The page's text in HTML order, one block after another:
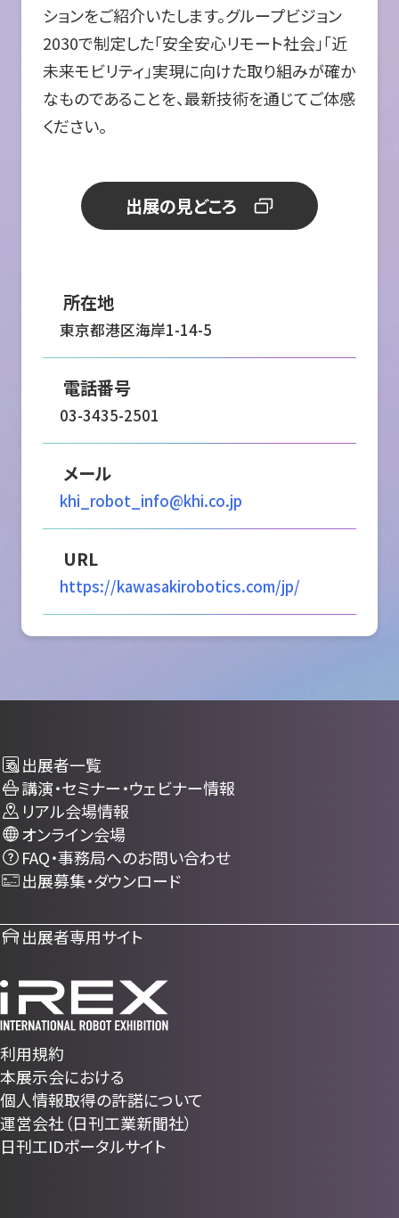
ションをご紹介いたします。グループビジョン
2030で制定した「安全安心リモート社会」「近
未来モビリティ」実現に向けた取り組みが確か
なものであることを、最新技術を通じてご体感
ください。
出展の見どころ
所在地
東京都港区海岸1-14-5
電話番号
03-3435-2501
メール
khi_robot_info@khi.co.jp
URL
https://kawasakirobotics.com/jp/
出展者一覧
講演・セミナー・ウェビナー情報
リアル会場情報
オンライン会場
FAQ・事務局へのお問い合わせ
出展募集・ダウンロード
出展者専用サイト
利用規約
本展示会における
個人情報取得の許諾について
運営会社（日刊工業新聞社）
日刊工IDポータルサイト